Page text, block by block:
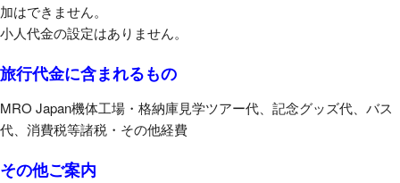
加はできません。
小人代金の設定はありません。
旅行代金に含まれるもの
MRO Japan機体工場・格納庫見学ツアー代、記念グッズ代、バス
代、消費税等諸税・その他経費
その他ご案内